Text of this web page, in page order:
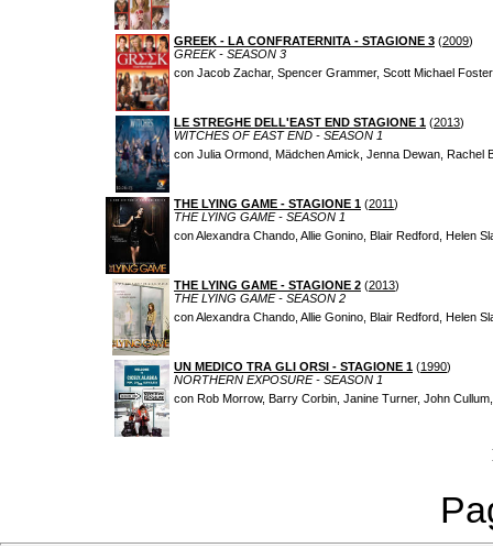
GREEK - LA CONFRATERNITA - STAGIONE 3 (2009)
GREEK - SEASON 3
con Jacob Zachar, Spencer Grammer, Scott Michael
LE STREGHE DELL'EAST END STAGIONE 1 (2013)
WITCHES OF EAST END - SEASON 1
con Julia Ormond, Mädchen Amick, Jenna Dewan, Rachel
THE LYING GAME - STAGIONE 1 (2011)
THE LYING GAME - SEASON 1
con Alexandra Chando, Allie Gonino, Blair Redford, Helen
THE LYING GAME - STAGIONE 2 (2013)
THE LYING GAME - SEASON 2
con Alexandra Chando, Allie Gonino, Blair Redford, Helen
UN MEDICO TRA GLI ORSI - STAGIONE 1 (1990)
NORTHERN EXPOSURE - SEASON 1
con Rob Morrow, Barry Corbin, Janine Turner, John